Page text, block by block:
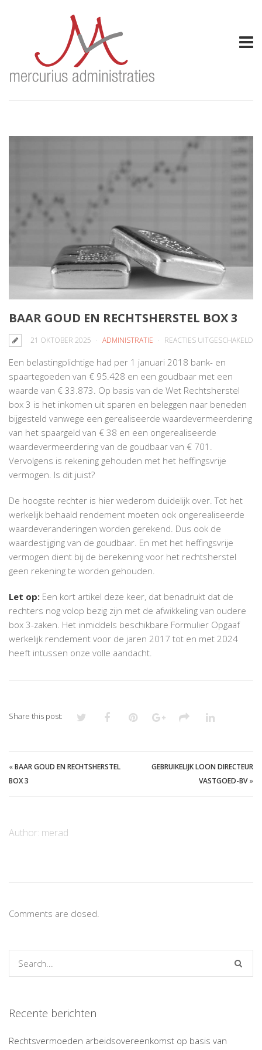
BAAR GOUD EN RECHTSHERSTEL BOX 3
21 OKTOBER 2025 ADMINISTRATIE REACTIES UITGESCHAKELD
Een belastingplichtige had per 1 januari 2018 bank- en
spaartegoeden van € 95.428 en een goudbaar met een
waarde van € 33.873. Op basis van de Wet Rechtsherstel
box 3 is het inkomen uit sparen en beleggen naar beneden
bijgesteld vanwege een gerealiseerde waardevermeerdering
van het spaargeld van € 38 en een ongerealiseerde
waardevermeerdering van de goudbaar van € 701.
Vervolgens is rekening gehouden met het heffingsvrije
vermogen. Is dit juist?
De hoogste rechter is hier wederom duidelijk over. Tot het
werkelijk behaald rendement moeten ook ongerealiseerde
waardeveranderingen worden gerekend. Dus ook de
waardestijging van de goudbaar. En met het heffingsvrije
vermogen dient bij de berekening voor het rechtsherstel
geen rekening te worden gehouden.
Let op: Een kort artikel deze keer, dat benadrukt dat de
rechters nog volop bezig zijn met de afwikkeling van oudere
box 3-zaken. Het inmiddels beschikbare Formulier Opgaaf
werkelijk rendement voor de jaren 2017 tot en met 2024
heeft intussen onze volle aandacht.
Share this post:
«BAAR GOUD EN RECHTSHERSTEL
BOX 3
GEBRUIKELIJK LOON DIRECTEUR
VASTGOED-BV»
Author: merad
Comments are closed.
Recente berichten
Rechtsvermoeden arbeidsovereenkomst op basis van